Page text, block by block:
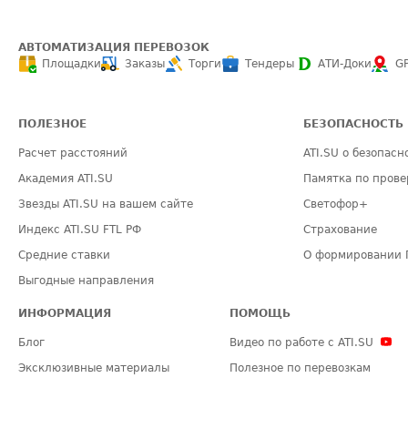
АВТОМАТИЗАЦИЯ ПЕРЕВОЗОК
Площадки
Заказы Торги Тендеры АТИ-Доки
ПОЛЕЗНОЕ
Расчет расстояний
Академия ATI.SU
Звезды ATI.SU на вашем сайте
Индекс ATI.SU FTL РФ
Средние ставки
Выгодные направления
БЕЗОПАСНОСТЬ
ATI.SU о
Памятка по
Светофор+
Страхование
О формировании
ИНФОРМАЦИЯ
Блог
Эксклюзивные материалы
ПОМОЩЬ
Видео по работе с ATI.SU
Полезное по перевозкам